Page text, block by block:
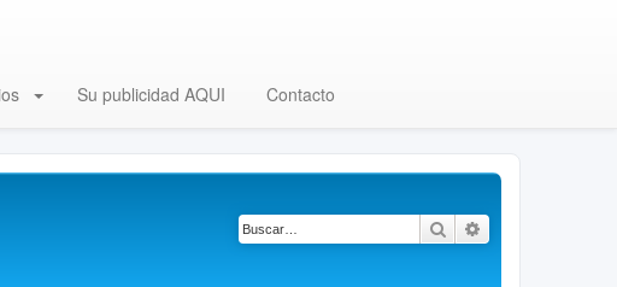
Su publicidad AQUI Contacto
Buscar